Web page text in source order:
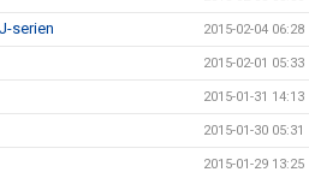
serien 2015-02-04 06:28
2015-02-01 05:33
2015-01-31 14:13
2015-01-30 05:31
2015-01-29 13:25